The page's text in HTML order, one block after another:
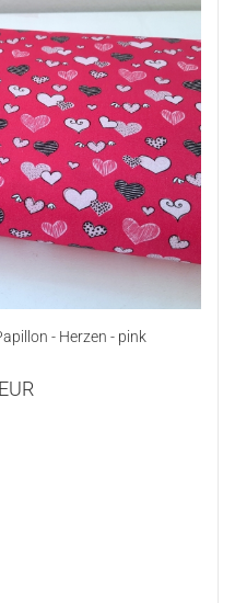
- Herzen - pink